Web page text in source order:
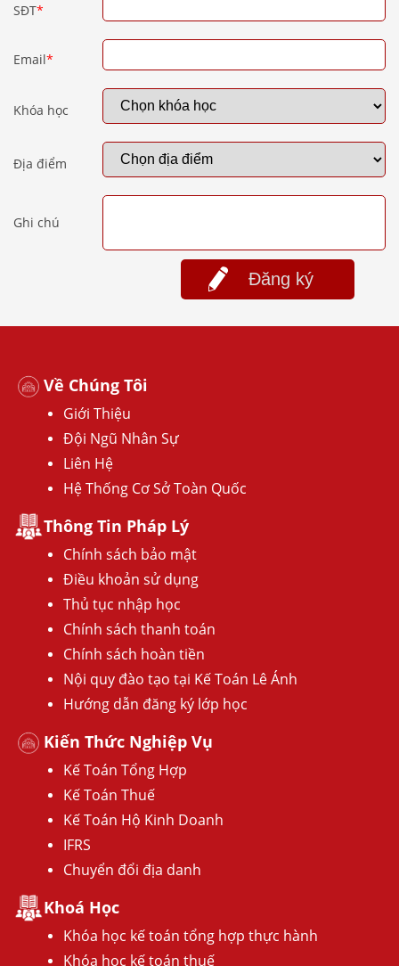
SĐT*
Email*
Khóa học
Địa điểm
Ghi chú
Đăng ký
Về Chúng Tôi
Giới Thiệu
Đội Ngũ Nhân Sự
Liên Hệ
Hệ Thống Cơ Sở Toàn Quốc
Thông Tin Pháp Lý
Chính sách bảo mật
Điều khoản sử dụng
Thủ tục nhập học
Chính sách thanh toán
Chính sách hoàn tiền
Nội quy đào tạo tại Kế Toán Lê Ánh
Hướng dẫn đăng ký lớp học
Kiến Thức Nghiệp Vụ
Kế Toán Tổng Hợp
Kế Toán Thuế
Kế Toán Hộ Kinh Doanh
IFRS
Chuyển đổi địa danh
Khoá Học
Khóa học kế toán tổng hợp thực hành
Khóa học kế toán thuế